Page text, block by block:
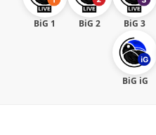
BiG 1 BiG 2 BiG 3
BiG iG